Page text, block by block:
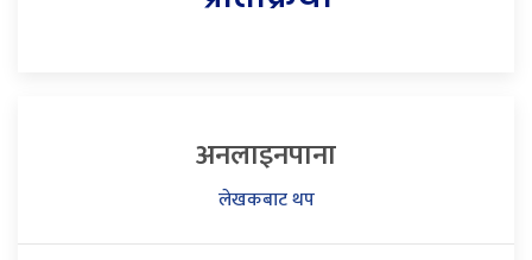
अनलाइनपाना
लेखकबाट थप